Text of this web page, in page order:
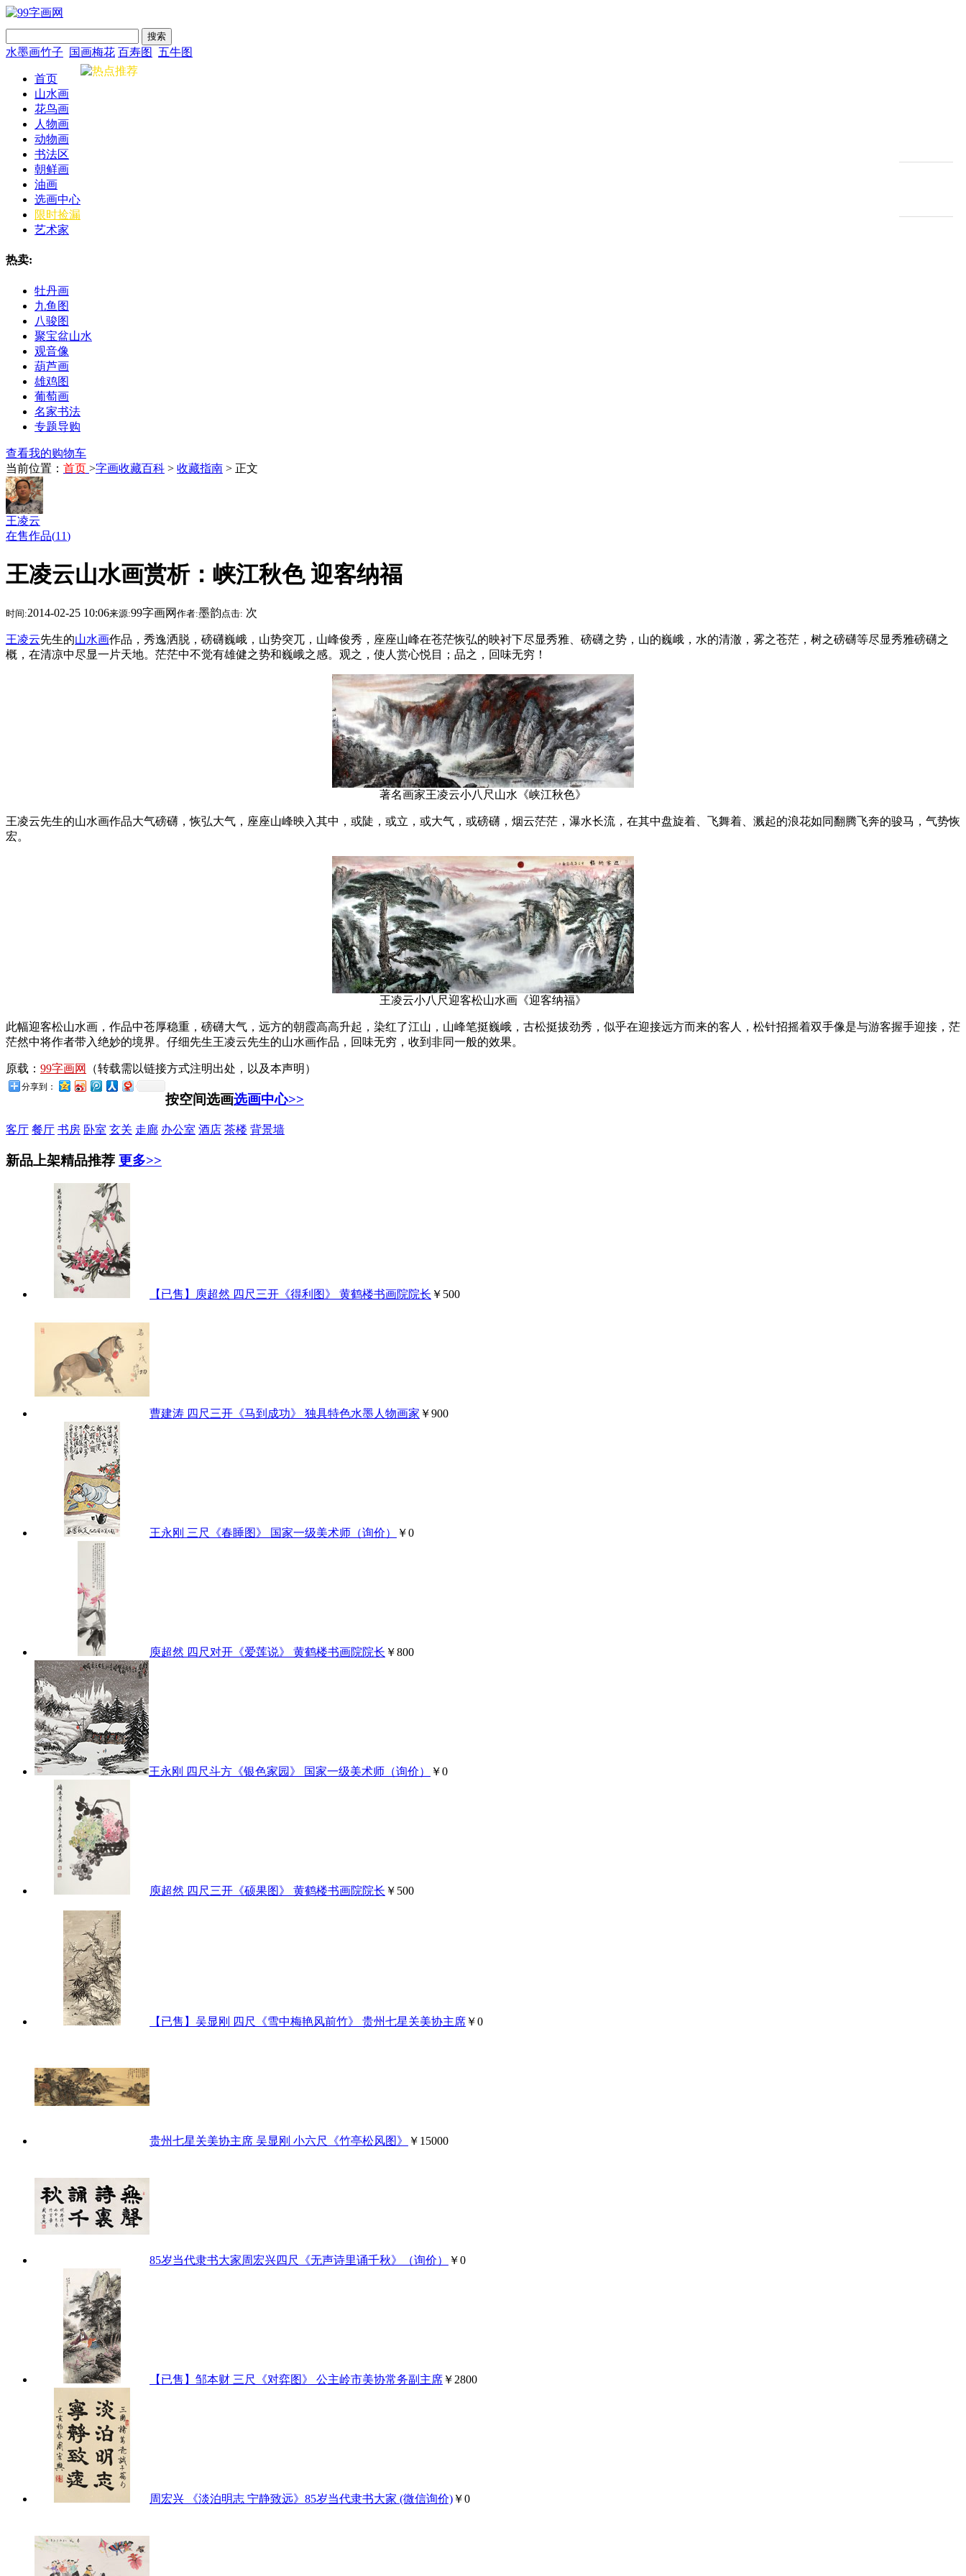
搜索
水墨画竹子 国画梅花 百寿图 五牛图
首页
山水画
花鸟画
人物画
动物画
书法区
朝鲜画
油画
选画中心
限时捡漏
艺术家
热卖:
牡丹画
九鱼图
八骏图
聚宝盆山水
观音像
葫芦画
雄鸡图
葡萄画
名家书法
专题导购
查看我的购物车
当前位置： 首页 >字画收藏百科 > 收藏指南 > 正文
王凌云
在售作品(11)
王凌云山水画赏析：峡江秋色 迎客纳福
时间:2014-02-25 10:06来源:99字画网 作者:墨韵点击: 次
王凌云先生的山水画作品，秀逸洒脱，磅礴巍峨，山势突兀，山峰俊秀，座座山峰在苍茫恢弘的映衬下尽显秀雅、磅礴之势，山的巍峨，水的清澈，雾之苍茫，树之磅礴等尽显秀雅磅礴之
概，在清凉中尽显一片天地。茫茫中不觉有雄健之势和巍峨之感。观之，使人赏心悦目；品之，回味无穷！
著名画家王凌云小八尺山水《峡江秋色》
王凌云先生的山水画作品大气磅礴，恢弘大气，座座山峰映入其中，或陡，或立，或大气，或磅礴，烟云茫茫，瀑水长流，在其中盘旋着、飞舞着、溅起的浪花如同翻腾飞奔的骏马，气势恢
宏。
王凌云小八尺迎客松山水画《迎客纳福》
此幅迎客松山水画，作品中苍厚稳重，磅礴大气，远方的朝霞高高升起，染红了江山，山峰笔挺巍峨，古松挺拔劲秀，似乎在迎接远方而来的客人，松针招摇着双手像是与游客握手迎接，茫
茫然中将作者带入绝妙的境界。仔细先生王凌云先生的山水画作品，回味无穷，收到非同一般的效果。
原载： 99字画网 （转载需以链接方式注明出处，以及本声明）
分享到：
按空间选画选画中心>>
客厅 餐厅 书房 卧室 玄关 走廊 办公室 酒店 茶楼 背景墙
新品上架精品推荐 更多>>
【已售】庾超然 四尺三开《得利图》 黄鹤楼书画院院长 ￥500
曹建涛 四尺三开《马到成功》 独具特色水墨人物画家 ￥900
王永刚 三尺《春睡图》 国家一级美术师（询价） ￥0
庾超然 四尺对开《爱莲说》 黄鹤楼书画院院长 ￥800
王永刚 四尺斗方《银色家园》 国家一级美术师（询价） ￥0
庾超然 四尺三开《硕果图》 黄鹤楼书画院院长 ￥500
【已售】吴显刚 四尺《雪中梅艳风前竹》 贵州七星关美协主席 ￥0
贵州七星关美协主席 吴显刚 小六尺《竹亭松风图》 ￥15000
85岁当代隶书大家周宏兴四尺《无声诗里诵千秋》（询价） ￥0
【已售】邹本财 三尺《对弈图》 公主岭市美协常务副主席 ￥2800
周宏兴 《淡泊明志 宁静致远》85岁当代隶书大家 (微信询价) ￥0